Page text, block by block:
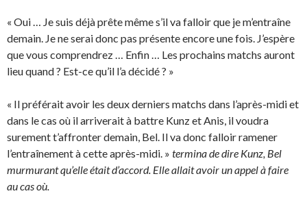
« Oui … Je suis déjà prête même s’il va falloir que je m’entraîne
demain. Je ne serai donc pas présente encore une fois. J’espère
que vous comprendrez … Enfin … Les prochains matchs auront
lieu quand ? Est-ce qu’il l’a décidé ? »
« Il préférait avoir les deux derniers matchs dans l’après-midi et
dans le cas où il arriverait à battre Kunz et Anis, il voudra
surement t’affronter demain, Bel. Il va donc falloir ramener
l’entraînement à cette après-midi. » termina de dire Kunz, Bel
murmurant qu’elle était d’accord. Elle allait avoir un appel à faire
au cas où.